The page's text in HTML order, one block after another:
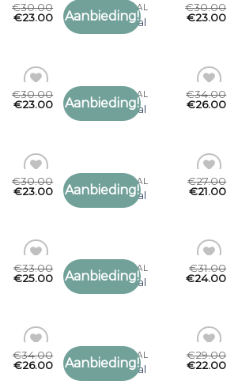
Toevoegen
€30.00
€23.00 Aanbieding!
Toevoegen
ARABISCHE SJAAL
arabische sjaal
€30.00
€23.00
Toevoegen
€30.00
€23.00 Aanbieding!
Toevoegen
ARABISCHE SJAAL
arabische sjaal
€34.00
€26.00
Toevoegen
€30.00
€23.00 Aanbieding!
Toevoegen
ARABISCHE SJAAL
arabische sjaal
€27.00
€21.00
Toevoegen
€33.00
€25.00 Aanbieding!
Toevoegen
ARABISCHE SJAAL
arabische sjaal
€31.00
€24.00
Toevoegen
€34.00
€26.00 Aanbieding!
Toevoegen
ARABISCHE SJAAL
arabische sjaal
€29.00
€22.00